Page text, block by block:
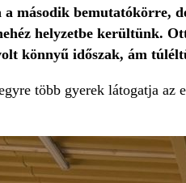
második bemutatókörre,
helyzetbe kerültünk.
könnyű időszak, ám
több gyerek látogatja